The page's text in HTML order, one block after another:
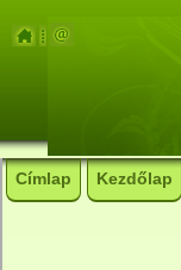
Címlap Kezdőlap